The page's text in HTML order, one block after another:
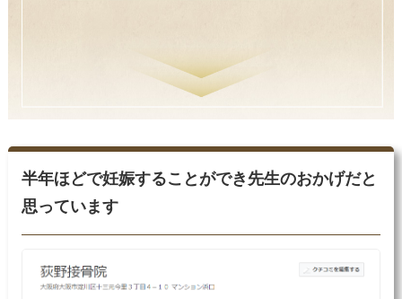
半年ほどで妊娠することができ先生のおかげだと
思っています